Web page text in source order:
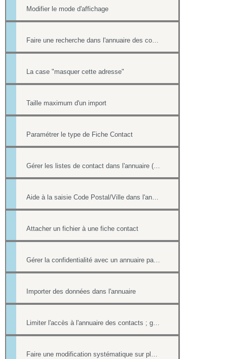
Modifier le mode d'affichage
Faire une recherche dans l'annuaire des contacts
La case "masquer cette adresse"
Taille maximum d'un import
Paramétrer le type de Fiche Contact
Gérer les listes de contact dans l'annuaire (multi-sélection par une case à cocher)
Aide à la saisie Code Postal/Ville dans l'annuaire des contacts
Attacher un fichier à une fiche contact
Gérer la confidentialité avec un annuaire partagé
Importer des données dans l'annuaire
Limiter l'accès à l'annuaire des contacts ; gérer les listes de contacts
Faire une modification systématique sur plusieurs fiches